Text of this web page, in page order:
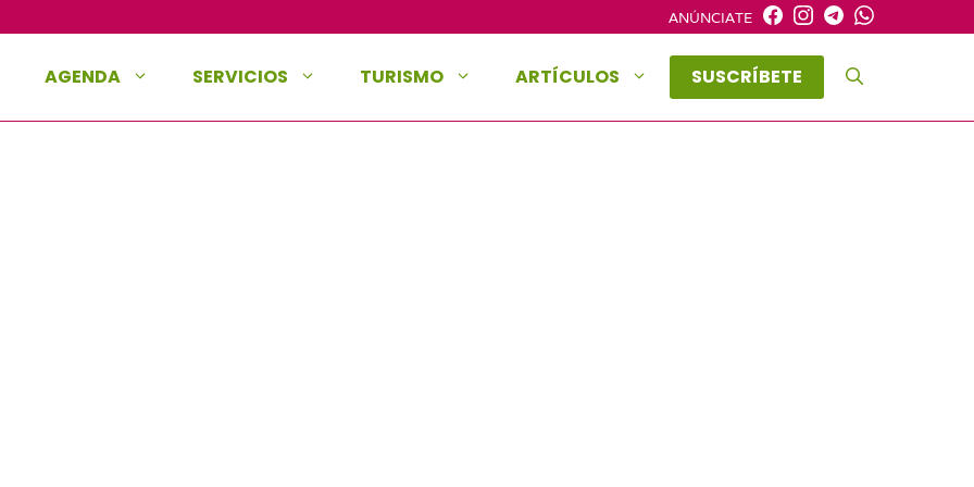
ANÚNCIATE
AGENDA SERVICIOS TURISMO ARTÍCULOS SUSCRÍBETE